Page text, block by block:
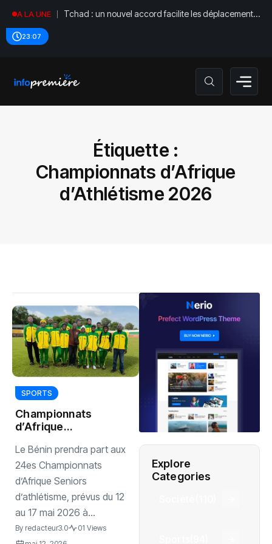
A LA UNE
Tchad : un nouvel accord facilite les déplacements
23:07
Étiquette :
‎Championnats d’Afrique
d’Athlétisme 2026
SPORTS
‎Championnats
d’Afrique
: 15 athlètes
béninois en lice
‎Le Bénin prendra part aux
24es Championnats
d’Afrique Seniors
d’athlétisme, prévus du 12
au 17 mai 2026 à...
By redacteur3.0
01 Views
Explore
Categories